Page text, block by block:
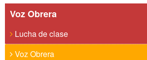
Voz Obrera
Lucha de clase
Voz Obrera